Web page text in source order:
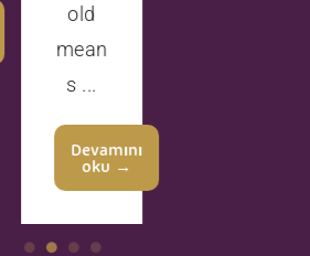
old
mean
s ...
Devamını
oku →